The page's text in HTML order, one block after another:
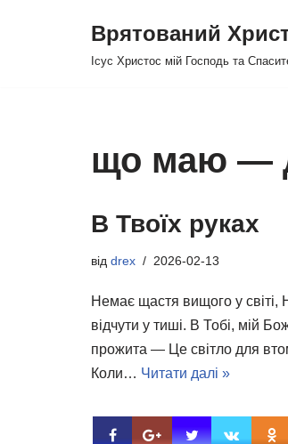
Врятований
Ісус Христос мій Господь та
що маю —
В Твоїх руках
від drex 2026-02-13
Немає щастя вищого у світі,
відчути у тиші. В Тобі, мій
прожита — Це світло для
Коли… Читати далі »